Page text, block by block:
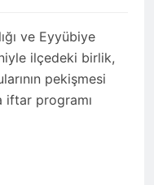
ve Eyyübiye
ilçedeki birlik,
pekişmesi
iftar programı